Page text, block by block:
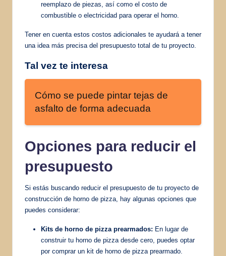
reemplazo de piezas, así como el costo de
combustible o electricidad para operar el horno.
Tener en cuenta estos costos adicionales te ayudará a tener
una idea más precisa del presupuesto total de tu proyecto.
Tal vez te interesa
Cómo se puede pintar tejas de
asfalto de forma adecuada
Opciones para reducir el
presupuesto
Si estás buscando reducir el presupuesto de tu proyecto de
construcción de horno de pizza, hay algunas opciones que
puedes considerar:
Kits de horno de pizza prearmados: En lugar de
construir tu horno de pizza desde cero, puedes optar
por comprar un kit de horno de pizza prearmado.